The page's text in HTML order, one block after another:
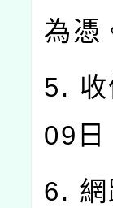
為憑
5.
09
6.